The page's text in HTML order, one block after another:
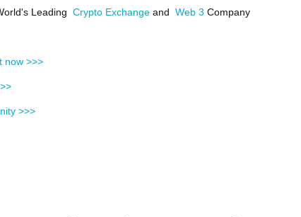
Leading Crypto Exchange and Web 3 Company
now >>>
>>>